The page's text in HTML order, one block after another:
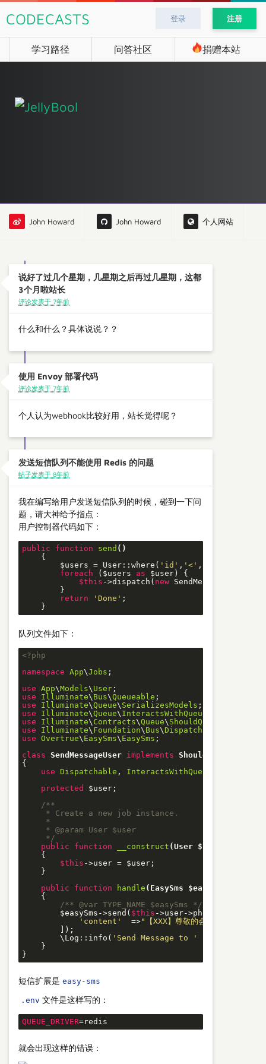
CODECASTS 登录 注册
学习路径 问答社区 捐赠本站
John Howard John Howard 个人网站
说好了过几个星期，几星期之后再过几星期，这都
3个月啦站长
评论发表于 7年前
什么和什么？具体说说？？
使用 Envoy 部署代码
评论发表于 7年前
个人认为webhook比较好用，站长觉得呢？
发送短信队列不能使用 Redis 的问题
帖子发表于 8年前
我在编写给用户发送短信队列的时候，碰到一下问
题，请大神给予指点：
用户控制器代码如下：
public function send ()
{
        $users = User::where(
'id' , '<' ,3
foreach ($users as $user) {
$this ->dispatch( new
        }
return
'Done' ;
    }
队列文件如下：
<?php
namespace
App\Jobs ;
use
App\Models\ User
use
Illuminate\ Bus\Queueable
use
Illuminate\Queue\ SerializesModels
use
Illuminate\Queue\ InteractsWithQueue
use
Illuminate\ Contracts\Queue\ ShouldQueue
use
Illuminate\ Foundation\ Bus\Dispatchable
use
Overtrue\ EasySms\ EasySms ;
class
SendMessageUser implements
ShouldQueue
{
use
Dispatchable , InteractsWithQueue
protected
$user;
/**
     * Create a new job instance.
     *
     *
@param User $user
     */
public
function __construct (User $user)
{
$this ->user = $user;
    }
public
function handle (EasySms $easySms)
{
/** @var TYPE_NAME $easySms */
        $easySms->send(
$this ->user->phone, [
'content'
  =>
"【XXX】尊敬的会员"
        ]);
        \Log::info(
'Send Message to '
    }
短信扩展是 easy-sms
.env 文件是这样写的：
QUEUE_DRIVER=redis
就会出现这样的错误：